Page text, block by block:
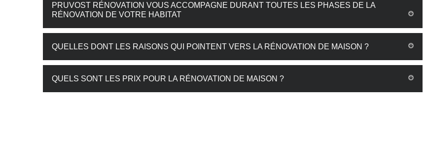
PRUVOST RÉNOVATION VOUS ACCOMPAGNE DURANT TOUTES LES PHASES DE LA
RÉNOVATION DE VOTRE HABITAT
QUELLES DONT LES RAISONS QUI POINTENT VERS LA RÉNOVATION DE MAISON ?
QUELS SONT LES PRIX POUR LA RÉNOVATION DE MAISON ?